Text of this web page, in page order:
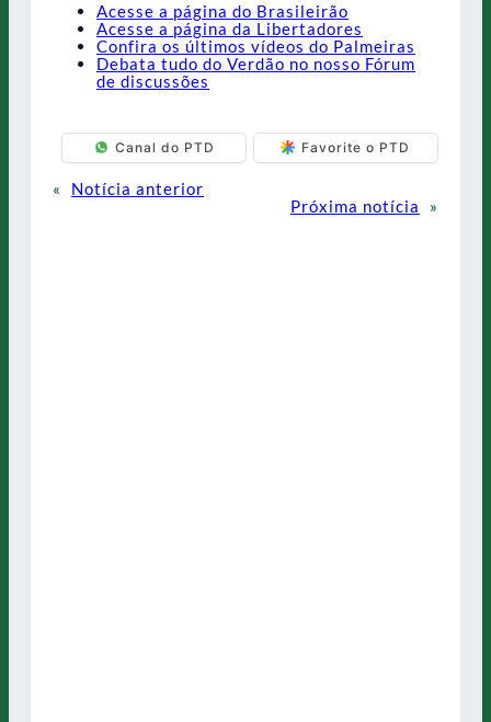
Acesse a página do Brasileirão
Acesse a página da Libertadores
Confira os últimos vídeos do Palmeiras
Debata tudo do Verdão no nosso Fórum
de discussões
Canal do PTD Favorite o PTD
«
Notícia anterior
Próxima notícia
»